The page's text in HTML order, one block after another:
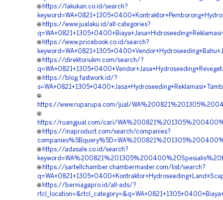
🌐 https://lakukan.co.id/search?
🌐 https://www.jualaku.id/all-categories?
🌐 https://www.pricebook.co.id/search?
🌐 https://direktoriukm.com/search/?
🌐 https://blog.fastwork.id/?
🌐
https://www.ruparupa.com/jual/
🌐
https://ruangjual.com/cari/
🌐 https://inaproduct.com/search/companies?
🌐 https://adasale.co.id/search?
🌐 https://sartellchamber.chambermaster.com/list/search?
🌐 https://berniagapro.id/all-ads/?